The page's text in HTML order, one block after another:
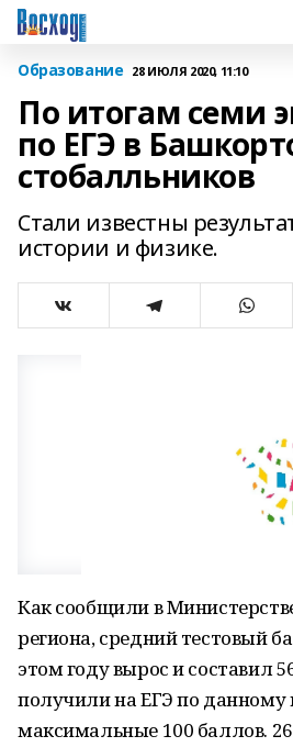
Образование 28 ИЮЛЯ 2020, 11:10
По итогам семи
по ЕГЭ в
стобалльников
Стали известны
истории и физике.
Как сообщили в
региона, средний тестовый
этом году вырос и составил
получили на ЕГЭ по данному
максимальные 100 баллов.